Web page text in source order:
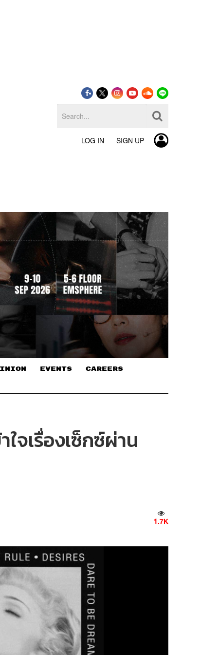
LOG IN SIGN UP
EVENTS CAREERS
จเรื่องเซ็กซ์ผ่าน
1.7K